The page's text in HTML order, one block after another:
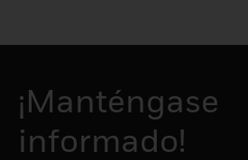
¡Manténgase
informado!